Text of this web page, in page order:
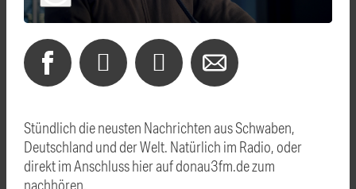
Stündlich die neusten Nachrichten aus Schwaben,
Deutschland und der Welt. Natürlich im Radio, oder
direkt im Anschluss hier auf donau3fm.de zum
nachhören.